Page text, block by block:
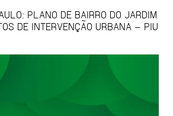
PLANO DE BAIRRO DO JARDIM
DE INTERVENÇÃO URBANA – PIU